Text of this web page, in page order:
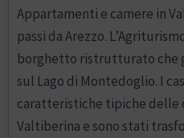
Appartamenti e camere in
passi da Arezzo.
borghetto ristrutturato che
sul Lago di Montedoglio. I
caratteristiche tipiche delle
Valtiberina e sono stati